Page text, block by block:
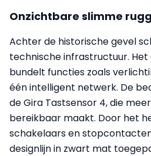
Onzichtbare slimme
Achter de historische gevel
technische infrastructuur. Het
bundelt functies zoals
één intelligent netwerk. De
de Gira Tastsensor 4, die
bereikbaar maakt. Door het
schakelaars en
designlijn in zwart mat